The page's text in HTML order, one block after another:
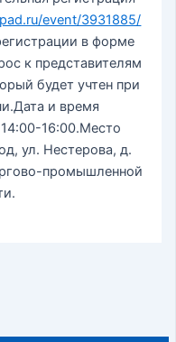
event/3931885/
в форме
к представителям
будет учтен при
и время
16:00.Место
ул. Нестерова, д.
промышленной